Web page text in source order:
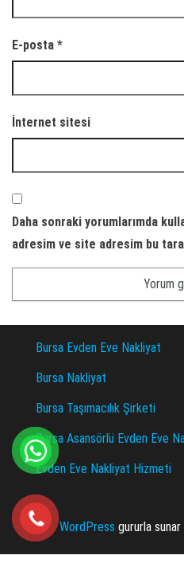
E-posta *
İnternet sitesi
Daha sonraki yorumlarımda
adresim ve site adresim bu
Bursa Evden Eve Nakliyat
Bursa Nakliyat
Bursa Taşımacılık Şirketi
Bursa Asansörlü Evden Eve
Evden Eve Nakliyat Hizmeti
WordPress gururla sunar